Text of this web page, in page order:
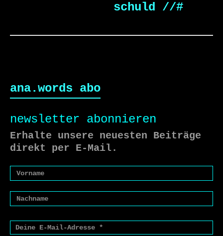
schuld //#
ana.words abo
newsletter abonnieren
Erhalte unsere neuesten Beiträge
direkt per E-Mail.